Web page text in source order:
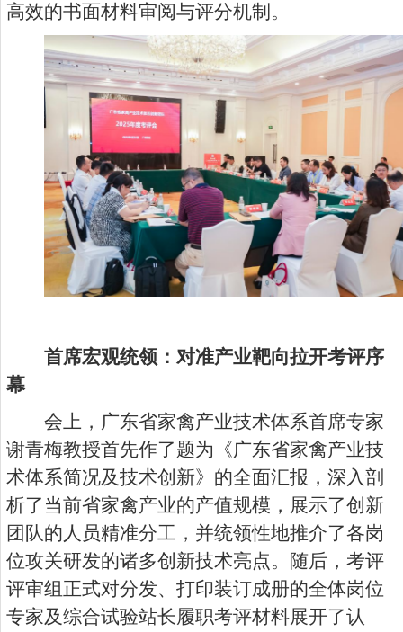
高效的书面材料审阅与评分机制。
首席宏观统领：对准产业靶向拉开考评序
幕
会上，广东省家禽产业技术体系首席专家
谢青梅教授首先作了题为《广东省家禽产业技
术体系简况及技术创新》的全面汇报，深入剖
析了当前省家禽产业的产值规模，展示了创新
团队的人员精准分工，并统领性地推介了各岗
位攻关研发的诸多创新技术亮点。随后，考评
评审组正式对分发、打印装订成册的全体岗位
专家及综合试验站长履职考评材料展开了认